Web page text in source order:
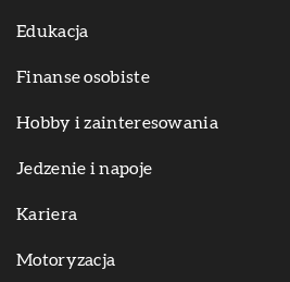
Edukacja
Finanse osobiste
Hobby i zainteresowania
Jedzenie i napoje
Kariera
Motoryzacja